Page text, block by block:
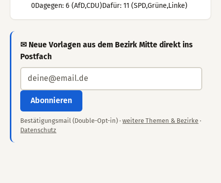
0Dagegen: 6 (AfD,CDU)Dafür: 11 (SPD,Grüne,Linke)
✉ Neue Vorlagen aus dem Bezirk Mitte direkt ins
Postfach
Abonnieren
Bestätigungsmail (Double-Opt-in) ·weitere Themen & Bezirke ·
Datenschutz